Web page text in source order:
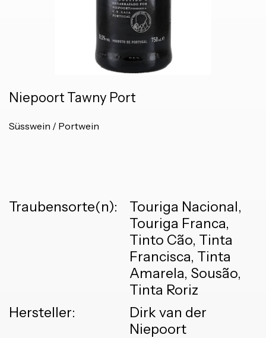
Niepoort Tawny Port
Süsswein / Portwein
Traubensorte(n):
Touriga Nacional,
Touriga Franca,
Tinto Cão, Tinta
Francisca, Tinta
Amarela, Sousão,
Tinta Roriz
Hersteller:
Dirk van der
Niepoort